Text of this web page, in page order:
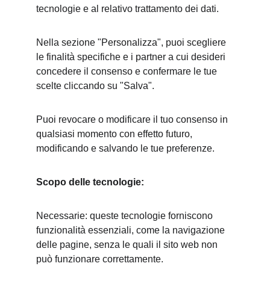
tecnologie e al relativo trattamento dei dati.
Nella sezione "Personalizza", puoi scegliere
le finalità specifiche e i partner a cui desideri
concedere il consenso e confermare le tue
scelte cliccando su "Salva".
Puoi revocare o modificare il tuo consenso in
qualsiasi momento con effetto futuro,
modificando e salvando le tue preferenze.
Scopo delle tecnologie:
Necessarie: queste tecnologie forniscono
funzionalità essenziali, come la navigazione
delle pagine, senza le quali il sito web non
può funzionare correttamente.